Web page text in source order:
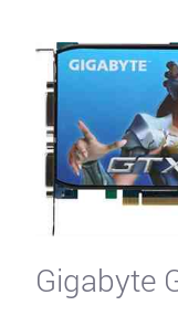
Gigabyte
of
View
PowerColor
Sapphire
SPARKLE